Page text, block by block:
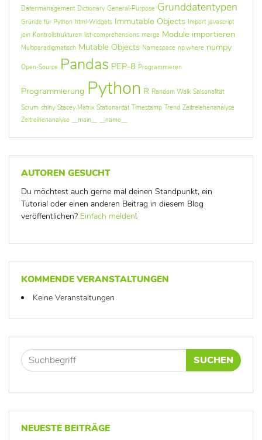
Datenmanagement Dictionary General-Purpose Grunddatentypen
Gründe für Python html-Widgets Immutable Objects Import javascript
join Kontrollstrukturen list-comprehensions merge Module importieren
Multiparadigmatisch Mutable Objects Namespace np.where numpy
Open-Source Pandas PEP-8 Programmieren
Programmierung Python R Random Walk Saisonalität
Scrum shiny Stacey Matrix Stationarität Timestamp Trend Zeitreiehenanalyse
Zeitreihenanalyse
__main__ __name__
AUTOREN GESUCHT
Du möchtest auch gerne mal deinen Standpunkt, ein
Tutorial oder einen anderen Beitrag in diesem Blog
veröffentlichen? Einfach melden!
KOMMENDE VERANSTALTUNGEN
Keine Veranstaltungen
SUCHEN
NEUESTE BEITRÄGE